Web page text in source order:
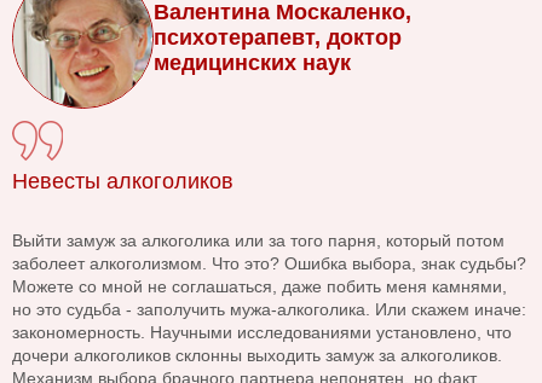
Валентина Москаленко,
психотерапевт, доктор
медицинских наук
Невесты алкоголиков
Выйти замуж за алкоголика или за того парня, который потом
заболеет алкоголизмом. Что это? Ошибка выбора, знак судьбы?
Можете со мной не соглашаться, даже побить меня камнями,
но это судьба - заполучить мужа-алкоголика. Или скажем иначе:
закономерность. Научными исследованиями установлено, что
дочери алкоголиков склонны выходить замуж за алкоголиков.
Механизм выбора брачного партнера непонятен, но факт